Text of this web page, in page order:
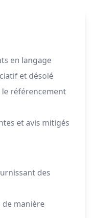
en langage
et désolé
référencement
et avis mitigés
des
de manière